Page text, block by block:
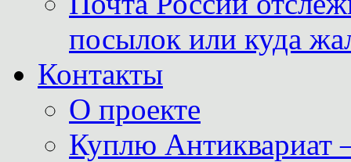
посылок или куда
Контакты
О проекте
Куплю Антиквариат